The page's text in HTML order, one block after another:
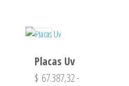
Placas Uv
$ 67.387,32-